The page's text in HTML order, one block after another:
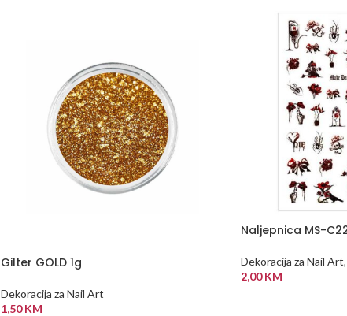
Gilter GOLD 1g
Dekoracija za Nail Art
1,50KM
Naljepnica MS-
Dekoracija za Nail Art,
2,00KM